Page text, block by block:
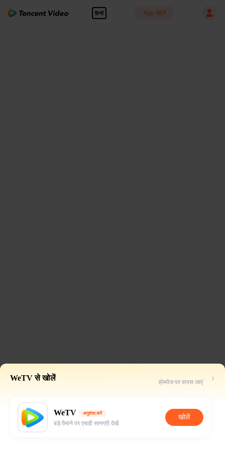
हिन्दी App खोलें
WeTV से खोलें होमपेज पर वापस जाएं
WeTV अनुशंसा करें
बड़े पैमाने पर एचडी सामग्री देखें
खोलें